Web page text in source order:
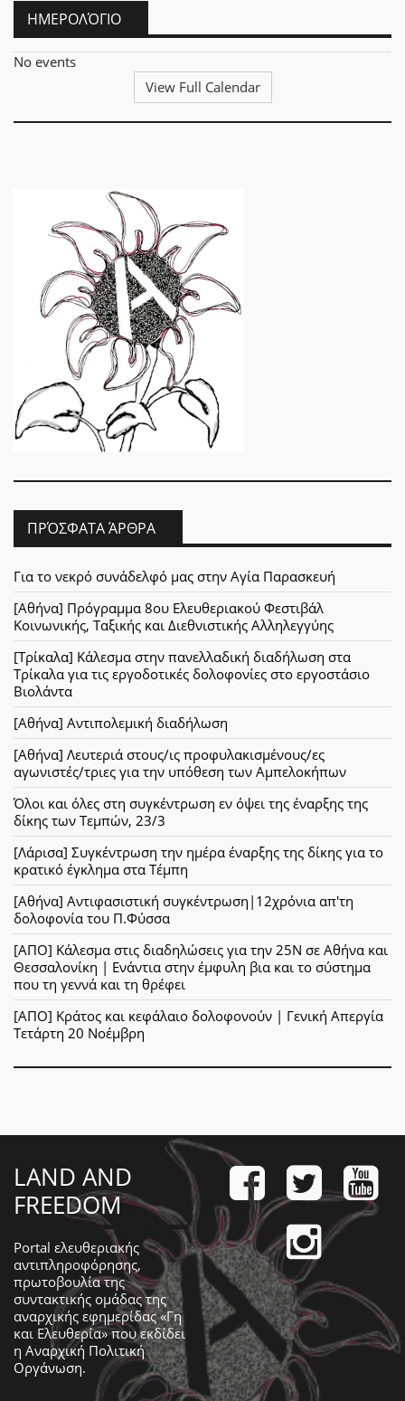
ΗΜΕΡΟΛΌΓΙΟ
No events
View Full Calendar
ΠΡΌΣΦΑΤΑ ΆΡΘΡΑ
Για το νεκρό συνάδελφό μας στην Αγία Παρασκευή
[Αθήνα] Πρόγραμμα 8ου Ελευθεριακού Φεστιβάλ
Κοινωνικής, Ταξικής και Διεθνιστικής Αλληλεγγύης
[Τρίκαλα] Κάλεσμα στην πανελλαδική διαδήλωση στα
Τρίκαλα για τις εργοδοτικές δολοφονίες στο εργοστάσιο
Βιολάντα
[Αθήνα] Αντιπολεμική διαδήλωση
[Αθήνα] Λευτεριά στους/ις προφυλακισμένους/ες
αγωνιστές/τριες για την υπόθεση των Αμπελοκήπων
Όλοι και όλες στη συγκέντρωση εν όψει της έναρξης της
δίκης των Τεμπών, 23/3
[Λάρισα] Συγκέντρωση την ημέρα έναρξης της δίκης για το
κρατικό έγκλημα στα Τέμπη
[Αθήνα] Αντιφασιστική συγκέντρωση|12χρόνια απ'τη
δολοφονία του Π.Φύσσα
[ΑΠΟ] Κάλεσμα στις διαδηλώσεις για την 25Ν σε Αθήνα και
Θεσσαλονίκη | Ενάντια στην έμφυλη βια και το σύστημα
που τη γεννά και τη θρέφει
[ΑΠΟ] Κράτος και κεφάλαιο δολοφονούν | Γενική Απεργία
Τετάρτη 20 Νοέμβρη
LAND AND
FREEDOM
Portal ελευθεριακής
αντιπληροφόρησης,
πρωτοβουλία της
συντακτικής ομάδας της
αναρχικής εφημερίδας «Γη
και Ελευθερία» που εκδίδει
η Αναρχική Πολιτική
Οργάνωση.